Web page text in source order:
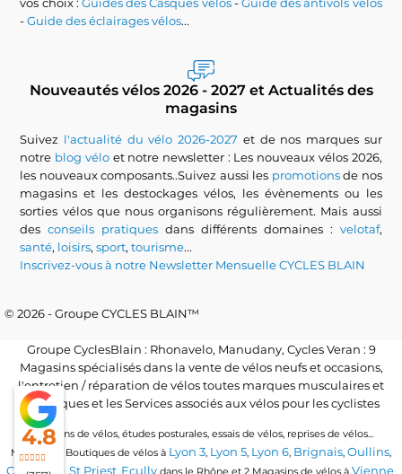
-Guide des éclairages vélos...
Nouveautés vélos 2026 - 2027 et Actualités des
magasins
Suivez l'actualité du vélo 2026-2027 et de nos marques sur
notre blog véloet notre newsletter : Les nouveaux vélos 2026,
les nouveaux composants..Suivez aussi les promotionsde nos
magasins et les destockages vélos, les évènements ou les
sorties vélos que nous organisons régulièrement. Mais aussi
desconseils pratiques dans différents domaines : velotaf,
santé, loisirs,sport,tourisme...
Inscrivez-vous à notre Newsletter Mensuelle CYCLES BLAIN
© 2026 - Groupe CYCLES BLAIN™
Groupe CyclesBlain : Rhonavelo, Manudany, Cycles Veran : 9
Magasins spécialisés dans la vente de vélos neufs et occasions,
l'entretien / réparation de vélos toutes marques musculaires et
électriques et les Services associés aux vélos pour les cyclistes
Locations de vélos, études posturales, essais de vélos, reprises de vélos...
Magasins / Boutiques de vélos à Lyon 3, Lyon 5, Lyon 6, Brignais, Oullins,
Craponne St Priest Ecully dans le Rhône et 2 Magasins de vélos à Vienne
4.8